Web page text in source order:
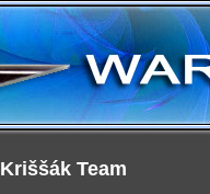
Kriššák Team